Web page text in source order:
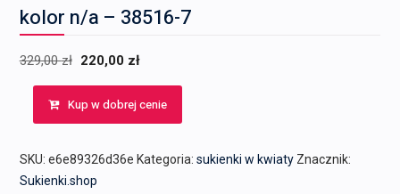
kolor n/a – 38516-7
329,00zł Pierwotna
cena
wynosiła:
220,00 zł
cena
wynosi:
Kup w dobrej cenie
SKU: e6e89326d36e Kategoria: sukienki w kwiaty Znacznik:
Sukienki.shop